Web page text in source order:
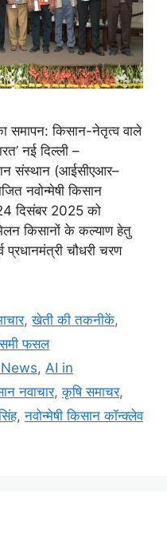
समापन: किसान-नेतृत्व वाले
नई दिल्ली –
संस्थान (आईसीएआर–
नवोन्मेषी किसान
दिसंबर 2025 को
किसानों के कल्याण हेतु
प्रधानमंत्री चौधरी चरण
,खेती की तकनीकें,
फसल
,AI in
नवाचार,कृषि समाचर,
,नवोन्मेषी किसान कॉन्क्लेव